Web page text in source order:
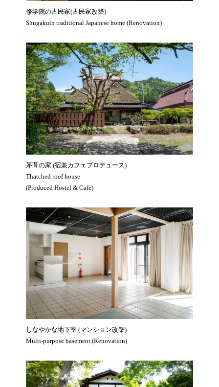
修学院の古民家(古民家改築)
Shugakuin traditional Japanese home (Renovation)
茅葺の家 (宿兼カフェプロデュース)
Thatched roof house
(Produced Hostel & Cafe)
しなやかな地下室 (マンション改築)
Multi-purpose basement (Renovation)